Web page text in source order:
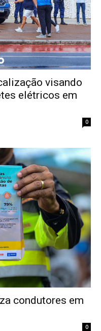
visando
elétricos em
0
condutores em
0